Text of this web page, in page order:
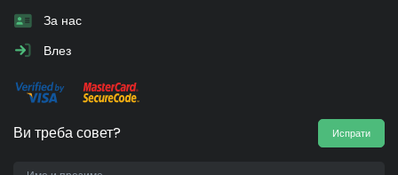
За нас
Влез
Ви треба совет? Испрати